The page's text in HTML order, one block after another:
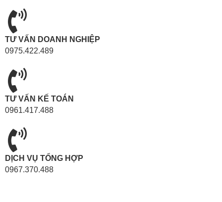
TƯ VẤN DOANH NGHIỆP
0975.422.489
TƯ VẤN KẾ TOÁN
0961.417.488
DỊCH VỤ TỔNG HỢP
0967.370.488